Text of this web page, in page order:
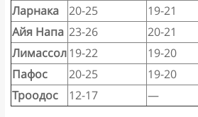
Ларнака
20-25
19-21
Айя Напа 23-26
20-21
Лимассол 19-22
19-20
Пафос
20-25
19-20
Троодос
12-17 —